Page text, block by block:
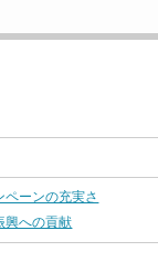
ペーンの充実さ
興への貢献